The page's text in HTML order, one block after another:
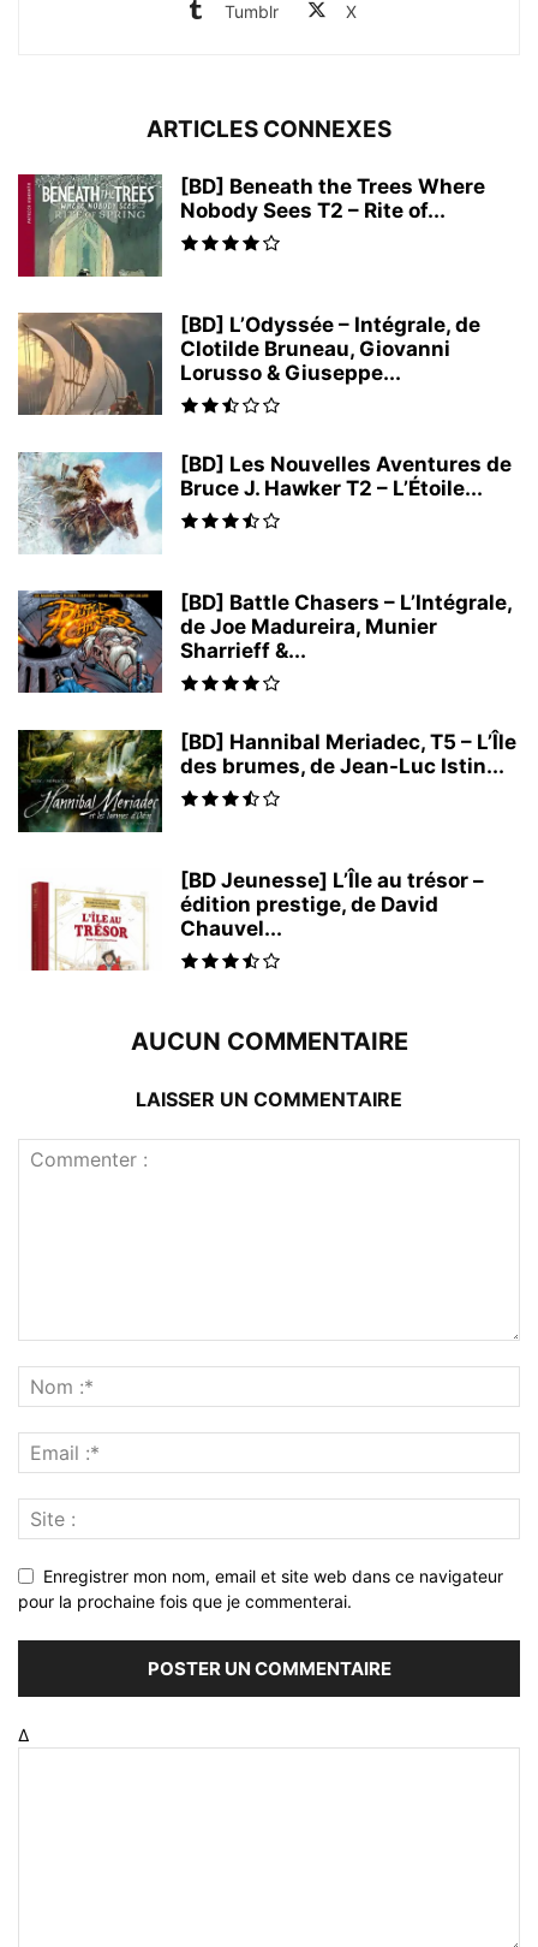
Tumblr X
ARTICLES CONNEXES
[BD] Beneath the Trees Where
Nobody Sees T2 – Rite of...
[BD] L’Odyssée – Intégrale, de
Clotilde Bruneau, Giovanni
Lorusso & Giuseppe...
[BD] Les Nouvelles Aventures de
Bruce J. Hawker T2 – L’Étoile...
[BD] Battle Chasers – L’Intégrale,
de Joe Madureira, Munier
Sharrieff &...
[BD] Hannibal Meriadec, T5 – L’Île
des brumes, de Jean-Luc Istin...
[BD Jeunesse] L’Île au trésor –
édition prestige, de David
Chauvel...
AUCUN COMMENTAIRE
LAISSER UN COMMENTAIRE
Enregistrer mon nom, email et site web dans ce navigateur
pour la prochaine fois que je commenterai.
Δ